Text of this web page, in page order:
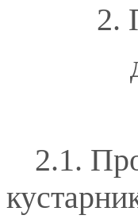
2.
2.1.